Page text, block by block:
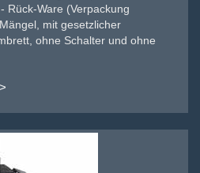
Rück-Ware (Verpackung
mit gesetzlicher
ohne Schalter und ohne